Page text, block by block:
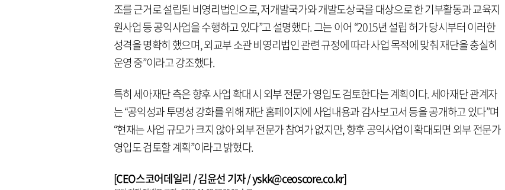
조를 근거로 설립된 비영리법인으로, 저개발국가와 개발도상국을 대상으로 한 기부활동과 교육지
원사업 등 공익사업을 수행하고 있다”고 설명했다. 그는 이어 “2015년 설립 허가 당시부터 이러한
성격을 명확히 했으며, 외교부 소관 비영리법인 관련 규정에 따라 사업 목적에 맞춰 재단을 충실히
운영 중”이라고 강조했다.
특히 세아재단 측은 향후 사업 확대 시 외부 전문가 영입도 검토한다는 계획이다. 세아재단 관계자
는 “공익성과 투명성 강화를 위해 재단 홈페이지에 사업내용과 감사보고서 등을 공개하고 있다”며
“현재는 사업 규모가 크지 않아 외부 전문가 참여가 없지만, 향후 공익사업이 확대되면 외부 전문가
영입도 검토할 계획”이라고 밝혔다.
[CEO스코어데일리 / 김윤선 기자 / yskk@ceoscore.co.kr]